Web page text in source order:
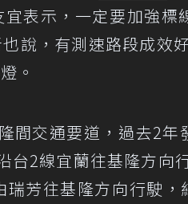
表示，一定要加強
說，有測速路段成效
。
間交通要道，過去2
台2線宜蘭往基隆方向
芳往基隆方向行駛